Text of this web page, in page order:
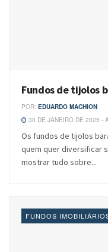
Fundos de tijolos
POR: EDUARDO MACHION
30 DE JANEIRO DE 2025 -
Os fundos de tijolos
quem quer diversificar
mostrar tudo sobre...
FUNDOS